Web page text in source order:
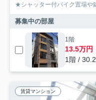
★シャッター付バイク置場や
募集中の部屋
1階
13.5万円
1階 /
賃貸マンション